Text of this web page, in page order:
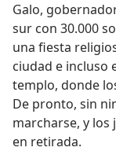
Galo,
sur con 30.000
una fiesta
ciudad e incluso
templo, donde
De pronto, sin
marcharse, y los
en retirada.